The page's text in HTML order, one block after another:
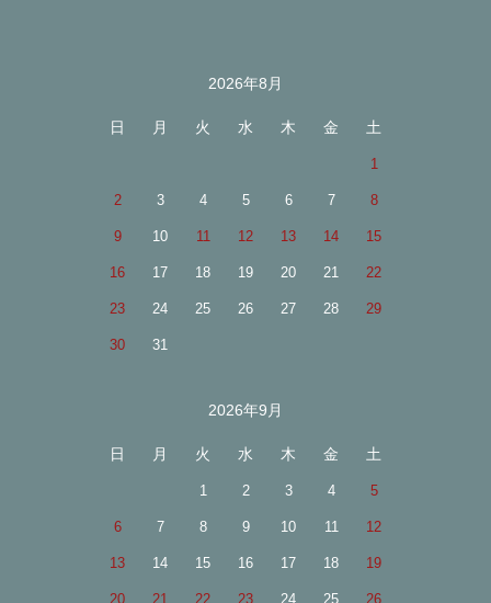
2026年8月
日 月 火 水 木 金 土
1
2 3 4 5 6 7 8
9 10 11 12 13 14 15
16 17 18 19 20 21 22
23 24 25 26 27 28 29
30 31
2026年9月
日 月 火 水 木 金 土
1 2 3 4 5
6 7 8 9 10 11 12
13 14 15 16 17 18 19
20 21 22 23 24 25 26